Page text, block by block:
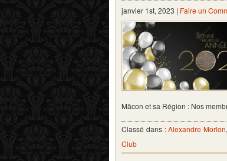
janvier 1st, 2023 | Faire un
Mâcon et sa Région : Nos
Classé dans :Alexandre Morlon,
Club